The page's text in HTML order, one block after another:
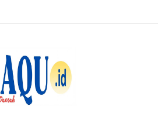
Ilegal Belitung